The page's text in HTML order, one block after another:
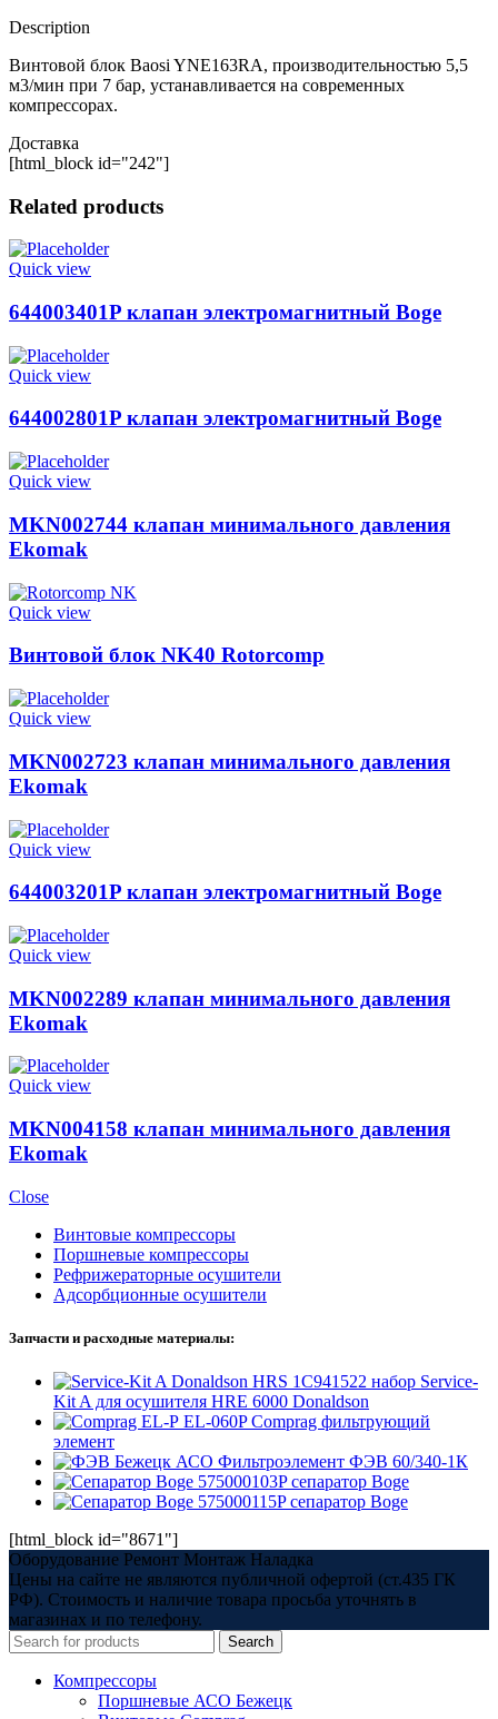
Description
Винтовой блок Baosi YNE163RA, производительностью 5,5
м3/мин при 7 бар, устанавливается на современных
компрессорах.
Доставка
[html_block id="242"]
Related products
Quick view
644003401P клапан электромагнитный Boge
Quick view
644002801P клапан электромагнитный Boge
Quick view
MKN002744 клапан минимального давления
Ekomak
Quick view
Винтовой блок NK40 Rotorcomp
Quick view
MKN002723 клапан минимального давления
Ekomak
Quick view
644003201P клапан электромагнитный Boge
Quick view
MKN002289 клапан минимального давления
Ekomak
Quick view
MKN004158 клапан минимального давления
Ekomak
Close
Винтовые компрессоры
Поршневые компрессоры
Рефрижераторные осушители
Адсорбционные осушители
Запчасти и расходные материалы:
1C941522 набор Service-
Kit A для осушителя HRE 6000 Donaldson
EL-060P Comprag фильтрующий
элемент
Фильтроэлемент ФЭВ 60/340-1К
575000103P сепаратор Boge
575000115P сепаратор Boge
[html_block id="8671"]
Оборудование Ремонт Монтаж Наладка
Цены на сайте не являются публичной офертой (ст.435 ГК
РФ). Стоимость и наличие товара просьба уточнять в
магазинах и по телефону.
Search
Компрессоры
Поршневые АСО Бежецк